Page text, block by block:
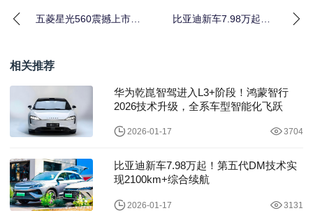
五菱星光560震撼上市！
比亚迪新车7.98万起！
相关推荐
华为乾崑智驾进入L3+阶段！鸿蒙智行
2026技术升级，全系车型智能化飞跃
2026-01-17 3704
比亚迪新车7.98万起！第五代DM技术实
现2100km+综合续航
2026-01-17 3131